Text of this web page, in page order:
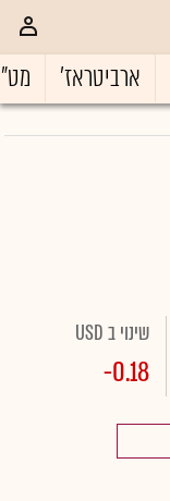
ארביטראז'
שינוי ב USD
-0.18